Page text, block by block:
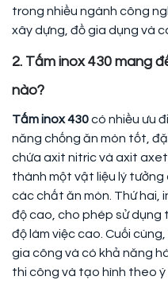
trong nhiều ngành công
xây dựng, đồ gia dụng và
2. Tấm inox 430 mang
nào?
Tấm inox 430có nhiều ưu
năng chống ăn mòn tốt,
chứa axit nitric và axit
thành một vật liệu lý
các chất ăn mòn. Thứ hai,
độ cao, cho phép sử dụng
độ làm việc cao. Cuối
gia công và có khả năng
thi công và tạo hình theo ý